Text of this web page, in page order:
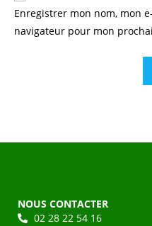
Enregistrer mon nom, mon
navigateur pour mon
NOUS CONTACTER
02 28 22 54 16